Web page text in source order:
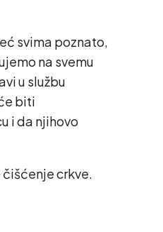
svima poznato,
na svemu
u službu
biti
i da njihovo
crkve.